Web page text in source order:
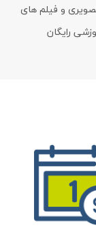
و فیلم های
رایگان